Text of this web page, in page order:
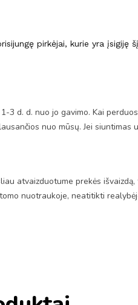
pirkėjai, kurie yra įsigiję
3 d. d. nuo jo gavimo. Kai
nuo mūsų. Jei siuntimas
atvaizduotume prekės
nuotraukoje, neatitikti